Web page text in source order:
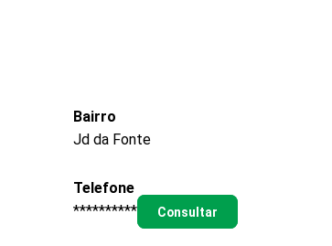
Bairro
Jd da Fonte
Telefone
**********
Consultar